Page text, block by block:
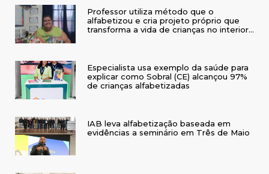
Professor utiliza método que o
alfabetizou e cria projeto próprio que
transforma a vida de crianças no interior
Especialista usa exemplo da saúde para
explicar como Sobral (CE) alcançou 97%
de crianças alfabetizadas
IAB leva alfabetização baseada em
evidências a seminário em Três de Maio